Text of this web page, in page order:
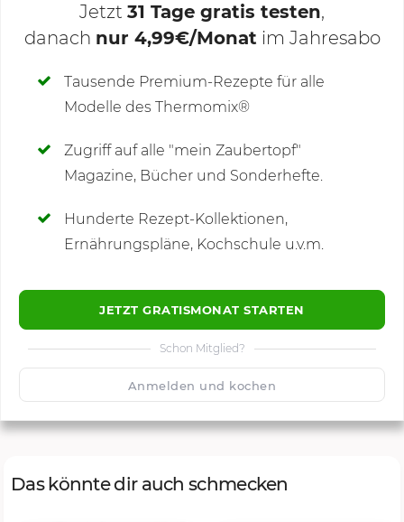
Deine Notizen
Jetzt 31 Tage gratis testen,
danach nur 4,99€/Monat im Jahresabo
Tausende Premium-Rezepte für alle
Modelle des Thermomix®
Zugriff auf alle "mein Zaubertopf"
Magazine, Bücher und Sonderhefte.
Hunderte Rezept-Kollektionen,
Ernährungspläne, Kochschule u.v.m.
JETZT GRATISMONAT STARTEN
Schon Mitglied?
Anmelden und kochen
Kommentare
🙂 Speichern
Das könnte dir auch schmecken